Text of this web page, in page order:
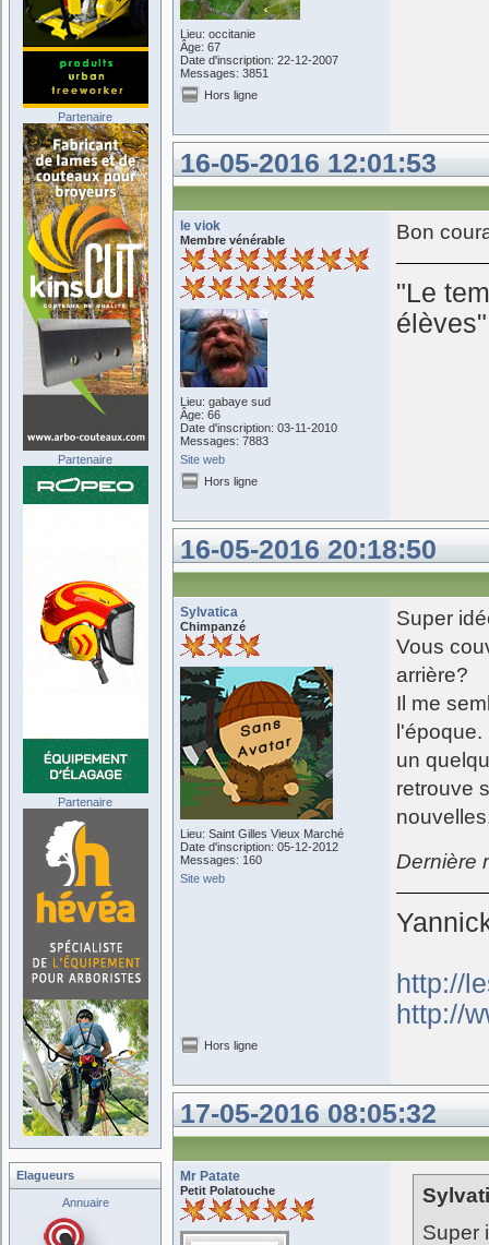
Lieu: occitanie
Âge: 67
Date d'inscription: 22-12-2007
Messages: 3851
Hors ligne
16-05-2016 12:01:53
le viok
Membre vénérable
Lieu: gabaye sud
Âge: 66
Date d'inscription: 03-11-2010
Messages: 7883
Site web
Bon
"Le
Hors ligne
16-05-2016 20:18:50
Sylvatica
Chimpanzé
Lieu: Saint Gilles Vieux Marché
Date d'inscription: 05-12-2012
Messages: 160
Site web
Super
Vous
arrière?
Il me
un
retrouve
Dernière
http://
http://
Hors ligne
17-05-2016 08:05:32
Mr Patate
Petit Polatouche
Super
Partenaire
Partenaire
Partenaire
Elagueurs
Annuaire